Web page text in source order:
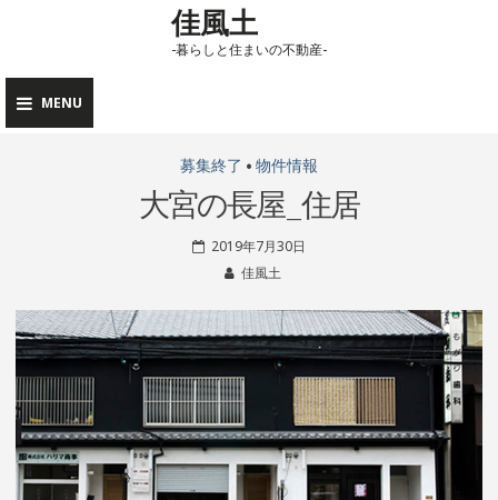
content
佳風土
-暮らしと住まいの不動産-
MENU
情
報
募集終了 • 物件情報
大宮の長屋_住居
2019年7月30日
佳風土